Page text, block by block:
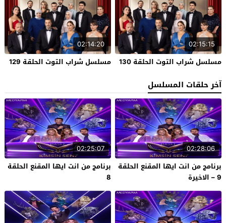
02:15:15
مسلسل شراب التوت الحلقة 130
02:14:20
مسلسل شراب التوت الحلقة 129
آخر حلقات المسلسل
02:28:06
برنامج من انت ايها المقنع الحلقة
9 – الاخيرة
02:25:07
برنامج من انت ايها المقنع الحلقة
8